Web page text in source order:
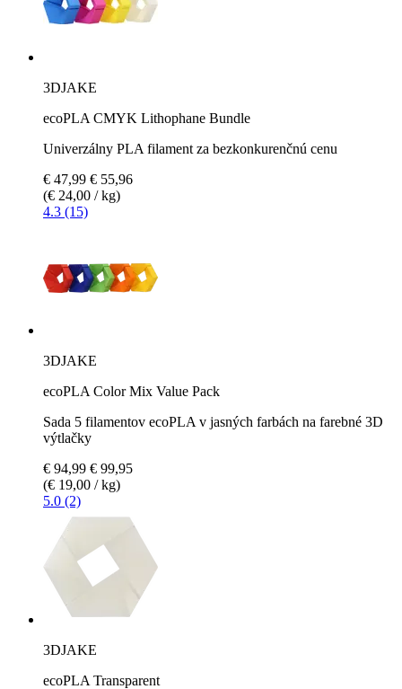
3DJAKE
ecoPLA CMYK Lithophane Bundle
Univerzálny PLA filament za bezkonkurenčnú cenu
€ 47,99 € 55,96
(€ 24,00 / kg)
4.3 (15)
3DJAKE
ecoPLA Color Mix Value Pack
Sada 5 filamentov ecoPLA v jasných farbách na farebné 3D
výtlačky
€ 94,99 € 99,95
(€ 19,00 / kg)
5.0 (2)
3DJAKE
ecoPLA Transparent